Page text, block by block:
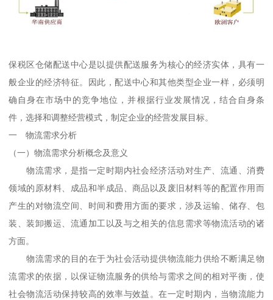
保税区仓储配送中心是以提供配送服务为核心的经济实体，具有一
般企业的经济特征。因此，配送中心和其他类型企业一样，必须明
确自身在市场中的竞争地位，并根据行业发展情况，结合自身条
件，选择和调整经营模式，制定企业的经营发展目标。
一 物流需求分析
（一）物流需求分析概念及意义
物流需求，是指一定时期内社会经济活动对生产、流通、消费
领域的原材料、成品和半成品、商品以及废旧材料等的配置作用而
产生的对物流空间、时间和费用方面的要求，涉及运输、储存、包
装、装卸搬运、流通加工以及与之相关的信息需求等物流活动的诸
方面。
物流需求的目的在于为社会活动提供物流能力供给不断满足物
流需求的依据，以保证物流服务的供给与需求之间的相对平衡，使
社会物流活动保持较高的效率与效益。在一定时期内，当物流能力